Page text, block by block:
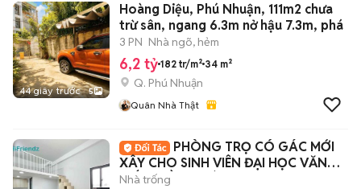
44 giây trước 5
Hoàng Diệu, Phú Nhuận, 111m2 chưa
trừ sân, ngang 6.3m nở hậu 7.3m, phá
3 PN Nhà ngõ, hẻm
6,2 tỷ 182 tr/m² 34 m²
Q. Phú Nhuận
Quân Nhà Thật
PHÒNG TRỌ CÓ GÁC MỚI
XÂY CHO SINH VIÊN ĐẠI HỌC VĂN
HIẾN - HỒNG BÀNG
Nhà trống